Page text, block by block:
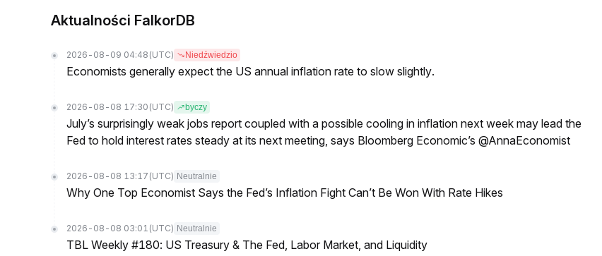
Aktualności FalkorDB
2026-08-09 04:48 (UTC) Niedźwiedzio
Economists generally expect the US annual inflation rate to slow slightly.
2026-08-08 17:30 (UTC) byczy
July’s surprisingly weak jobs report coupled with a possible cooling in inflation next week may lead the
Fed to hold interest rates steady at its next meeting, says Bloomberg Economic’s @AnnaEconomist
2026-08-08 13:17 (UTC) Neutralnie
Why One Top Economist Says the Fed’s Inflation Fight Can’t Be Won With Rate Hikes
2026-08-08 03:01 (UTC) Neutralnie
TBL Weekly #180: US Treasury & The Fed, Labor Market, and Liquidity